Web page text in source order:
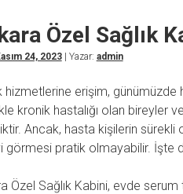
Özel Sağlık
24, 2023| Yazar: admin
hizmetlerine erişim,
kronik hastalığı olan bireyler
Ancak, hasta kişilerin
görmesi pratik olmayabilir. İşte
Özel Sağlık Kabini, evde